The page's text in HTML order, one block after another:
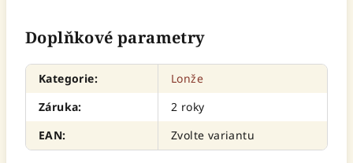
Doplňkové parametry
Kategorie:
Lonže
Záruka:
2 roky
EAN: Zvolte variantu